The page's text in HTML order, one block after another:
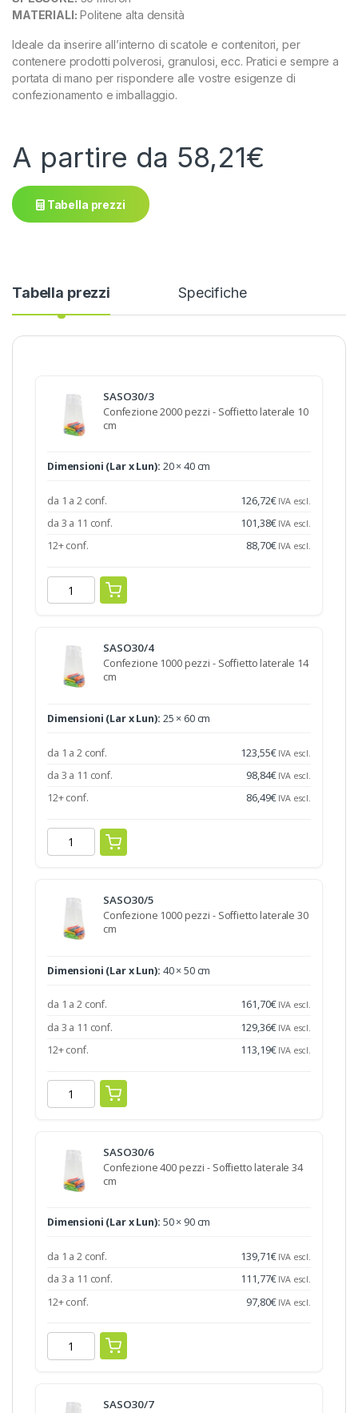
MATERIALI: Politene alta densità
Ideale da inserire all’interno di scatole e contenitori, per
contenere prodotti polverosi, granulosi, ecc. Pratici e sempre a
portata di mano per rispondere alle vostre esigenze di
confezionamento e imballaggio.
A partire da 58,21€
Tabella prezzi
Tabella prezzi Specifiche
SASO30/3
Confezione 2000 pezzi - Soffietto laterale 10
cm
Dimensioni (Lar x Lun): 20 × 40 cm
da 1 a 2 conf. 126,72€ IVA escl.
da 3 a 11 conf. 101,38€ IVA escl.
12+ conf. 88,70€ IVA escl.
SASO30/4
Confezione 1000 pezzi - Soffietto laterale 14
cm
Dimensioni (Lar x Lun): 25 × 60 cm
da 1 a 2 conf. 123,55€ IVA escl.
da 3 a 11 conf. 98,84€ IVA escl.
12+ conf. 86,49€ IVA escl.
SASO30/5
Confezione 1000 pezzi - Soffietto laterale 30
cm
Dimensioni (Lar x Lun): 40 × 50 cm
da 1 a 2 conf. 161,70€ IVA escl.
da 3 a 11 conf. 129,36€ IVA escl.
12+ conf. 113,19€ IVA escl.
SASO30/6
Confezione 400 pezzi - Soffietto laterale 34
cm
Dimensioni (Lar x Lun): 50 × 90 cm
da 1 a 2 conf. 139,71€ IVA escl.
da 3 a 11 conf. 111,77€ IVA escl.
12+ conf. 97,80€ IVA escl.
SASO30/7